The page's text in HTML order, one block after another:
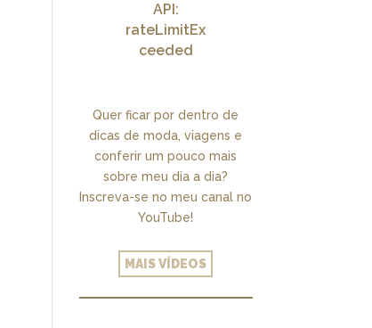
API:
rateLimitEx
ceeded
Quer ficar por dentro de
dicas de moda, viagens e
conferir um pouco mais
sobre meu dia a dia?
Inscreva-se no meu canal no
YouTube!
MAIS VÍDEOS